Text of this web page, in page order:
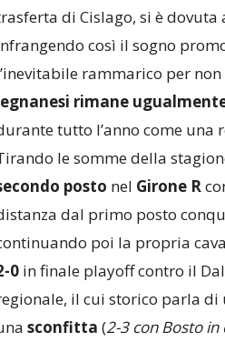
di Cislago, si è
così il sogno
rammarico per
rimane
tutto l’anno come una
le somme della
posto nel Girone R
dal primo posto
poi la propria
0in finale playoff contro il
il cui storico parla di
sconfitta (2-3 con Bosto in